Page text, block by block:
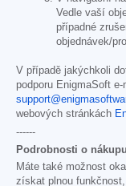
Vedle vaší
případné
objednávek/
V případě jakýchkoli
podporu EnigmaSoft
webových stránkách
------
Podrobnosti o
Máte také možnost
získat plnou